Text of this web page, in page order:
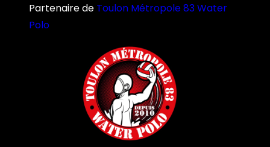
Partenaire de Toulon Métropole 83 Water
Polo